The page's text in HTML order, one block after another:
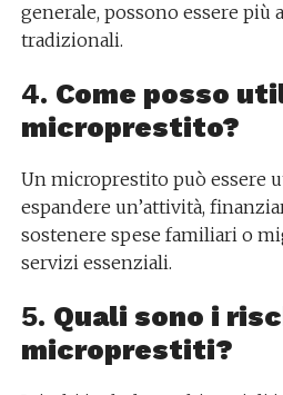
generale, possono essere
tradizionali.
4. Come posso
microprestito?
Un microprestito può essere
espandere un’attività,
sostenere spese familiari o
servizi essenziali.
5. Quali sono i
microprestiti?